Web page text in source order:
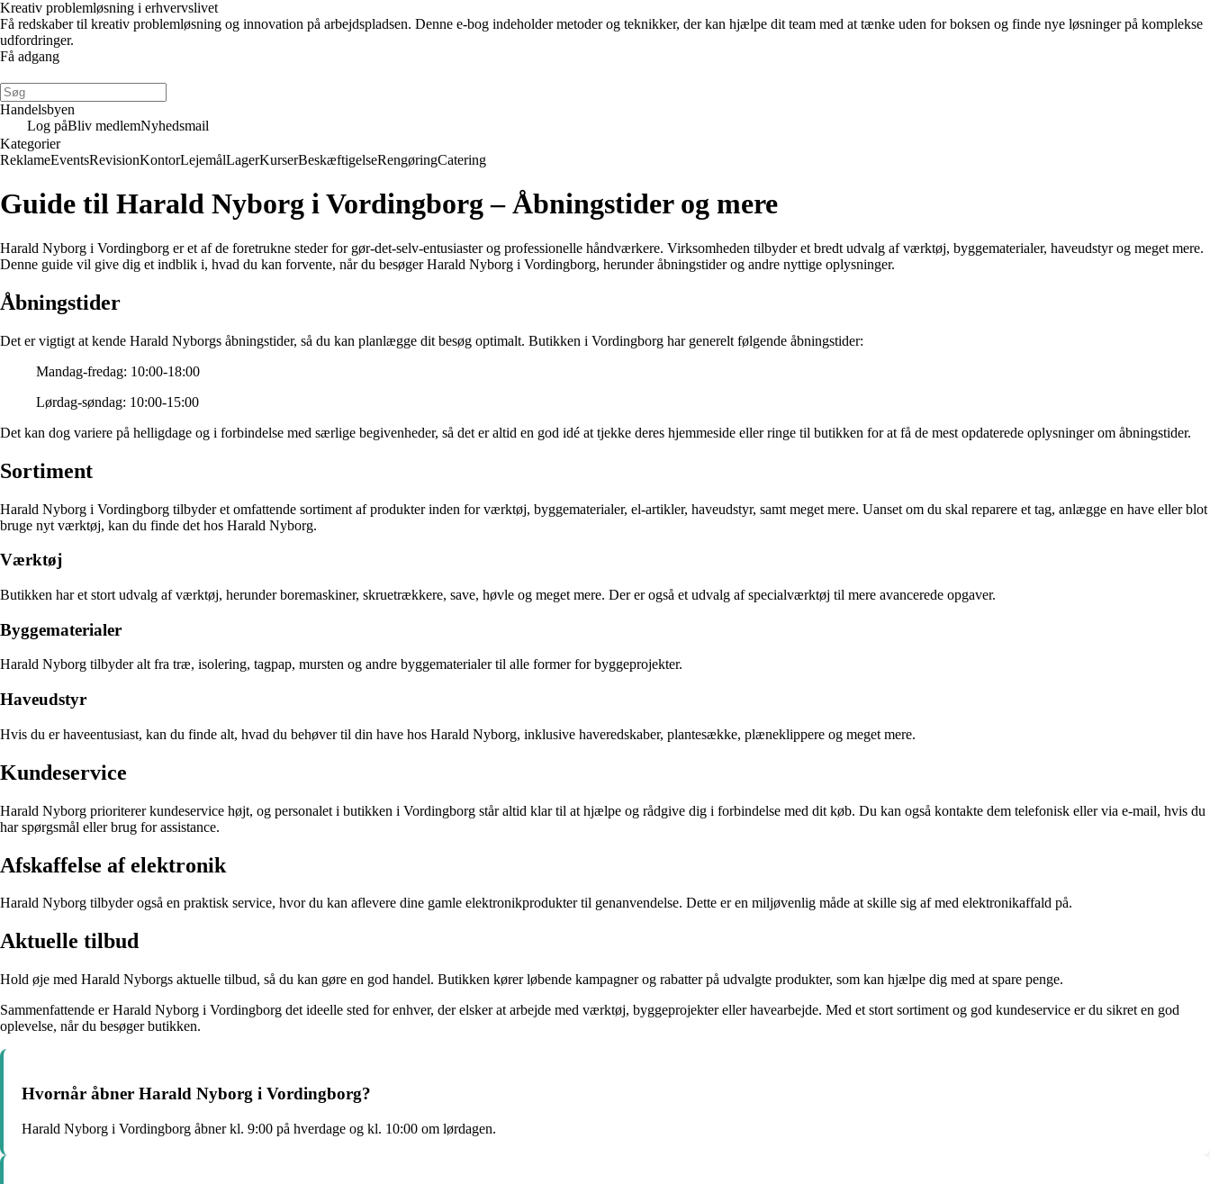
Kreativ problemløsning i erhvervslivet
Få redskaber til kreativ problemløsning og innovation på arbejdspladsen. Denne e-bog indeholder metoder og teknikker, der kan hjælpe dit team med at tænke uden for boksen og finde nye løsninger på komplekse
udfordringer.
Få adgang
Handelsbyen
Log påBliv medlemNyhedsmail
Kategorier
ReklameEventsRevisionKontorLejemålLagerKurserBeskæftigelseRengøringCatering
Guide til Harald Nyborg i Vordingborg – Åbningstider og mere
Harald Nyborg i Vordingborg er et af de foretrukne steder for gør-det-selv-entusiaster og professionelle håndværkere. Virksomheden tilbyder et bredt udvalg af værktøj, byggematerialer, haveudstyr og meget mere.
Denne guide vil give dig et indblik i, hvad du kan forvente, når du besøger Harald Nyborg i Vordingborg, herunder åbningstider og andre nyttige oplysninger.
Åbningstider
Det er vigtigt at kende Harald Nyborgs åbningstider, så du kan planlægge dit besøg optimalt. Butikken i Vordingborg har generelt følgende åbningstider:
Mandag-fredag: 10:00-18:00
Lørdag-søndag: 10:00-15:00
Det kan dog variere på helligdage og i forbindelse med særlige begivenheder, så det er altid en god idé at tjekke deres hjemmeside eller ringe til butikken for at få de mest opdaterede oplysninger om åbningstider.
Sortiment
Harald Nyborg i Vordingborg tilbyder et omfattende sortiment af produkter inden for værktøj, byggematerialer, el-artikler, haveudstyr, samt meget mere. Uanset om du skal reparere et tag, anlægge en have eller blot
bruge nyt værktøj, kan du finde det hos Harald Nyborg.
Værktøj
Butikken har et stort udvalg af værktøj, herunder boremaskiner, skruetrækkere, save, høvle og meget mere. Der er også et udvalg af specialværktøj til mere avancerede opgaver.
Byggematerialer
Harald Nyborg tilbyder alt fra træ, isolering, tagpap, mursten og andre byggematerialer til alle former for byggeprojekter.
Haveudstyr
Hvis du er haveentusiast, kan du finde alt, hvad du behøver til din have hos Harald Nyborg, inklusive haveredskaber, plantesække, plæneklippere og meget mere.
Kundeservice
Harald Nyborg prioriterer kundeservice højt, og personalet i butikken i Vordingborg står altid klar til at hjælpe og rådgive dig i forbindelse med dit køb. Du kan også kontakte dem telefonisk eller via e-mail, hvis du
har spørgsmål eller brug for assistance.
Afskaffelse af elektronik
Harald Nyborg tilbyder også en praktisk service, hvor du kan aflevere dine gamle elektronikprodukter til genanvendelse. Dette er en miljøvenlig måde at skille sig af med elektronikaffald på.
Aktuelle tilbud
Hold øje med Harald Nyborgs aktuelle tilbud, så du kan gøre en god handel. Butikken kører løbende kampagner og rabatter på udvalgte produkter, som kan hjælpe dig med at spare penge.
Sammenfattende er Harald Nyborg i Vordingborg det ideelle sted for enhver, der elsker at arbejde med værktøj, byggeprojekter eller havearbejde. Med et stort sortiment og god kundeservice er du sikret en god
oplevelse, når du besøger butikken.
Hvornår åbner Harald Nyborg i Vordingborg?
Harald Nyborg i Vordingborg åbner kl. 9:00 på hverdage og kl. 10:00 om lørdagen.